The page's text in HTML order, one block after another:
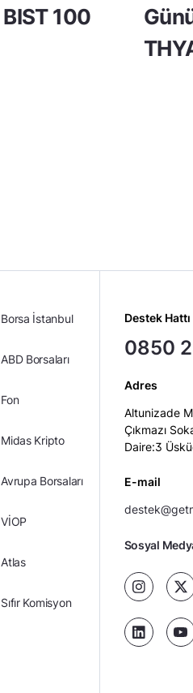
100
Borsa İstanbul
ABD Borsaları
Fon
Midas Kripto
Avrupa Borsaları
VİOP
Atlas
Sıfır Komisyon
Destek Hattı
0850
Adres
Altunizade
Çıkmazı
Daire:3
E-mail
Sosyal